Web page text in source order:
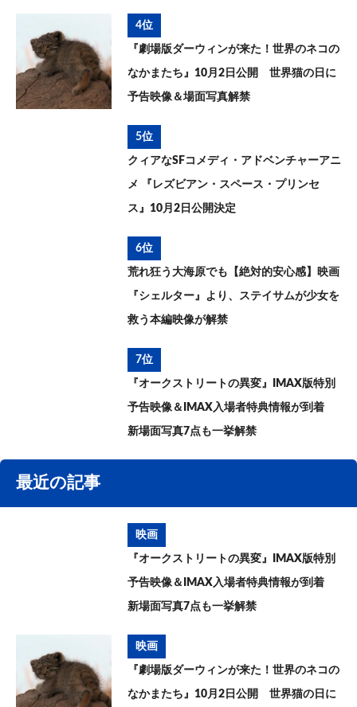
4位
『劇場版ダーウィンが来た！世界のネコの
なかまたち』10月2日公開 世界猫の日に
予告映像＆場面写真解禁
5位
クィアなSFコメディ・アドベンチャーアニ
メ 『レズビアン・スペース・プリンセ
ス』10月2日公開決定
6位
荒れ狂う大海原でも【絶対的安心感】映画
『シェルター』より、ステイサムが少女を
救う本編映像が解禁
7位
『オークストリートの異変』IMAX版特別
予告映像＆IMAX入場者特典情報が到着
新場面写真7点も一挙解禁
最近の記事
映画
『オークストリートの異変』IMAX版特別
予告映像＆IMAX入場者特典情報が到着
新場面写真7点も一挙解禁
映画
『劇場版ダーウィンが来た！世界のネコの
なかまたち』10月2日公開 世界猫の日に